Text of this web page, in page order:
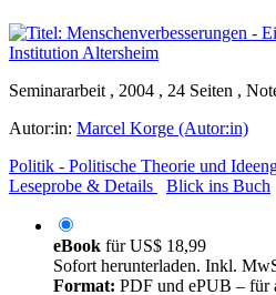
Seminararbeit , 2004 , 24 Seiten ,
Autor:in: Marcel Korge (Autor:in)
Politik - Politische Theorie und
Leseprobe & Details
Blick ins Buch
eBook fürUS$ 18,99
Sofort herunterladen. Inkl.
Format: PDF und ePUB – für